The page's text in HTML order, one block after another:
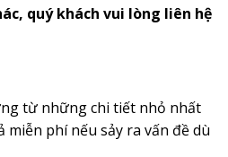
quý khách vui lòng liên hệ
từ những chi tiết nhỏ nhất
miễn phí nếu sảy ra vấn đề dù